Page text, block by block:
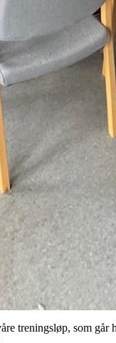
treningsløp, som